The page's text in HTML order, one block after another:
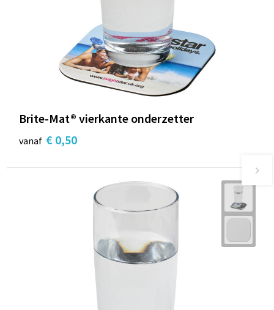
Brite-Mat® vierkante onderzetter
vanaf € 0,50